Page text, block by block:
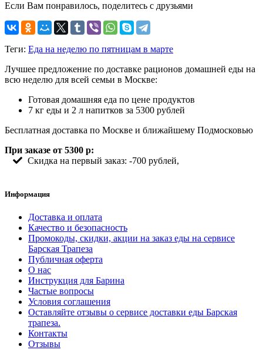
Если Вам понравилось, поделитесь с друзьями
Теги: Еда на неделю по пятницам в марте
Лучшее предложение по доставке рационов домашней еды на
всю неделю для всей семьи в Москве:
Готовая домашняя еда по цене продуктов
7 кг еды и 2 л напитков за 5300 рублей
Бесплатная доставка по Москве и ближайшему Подмосковью
При заказе от 5300 р:
Скидка на первый заказ: -700 рублей,
Информация
Доставка и оплата
Качество и безопасность
Промокоды, скидки, акции на заказ еды на сервисе
Барская Трапеза
Публичная оферта
О нас
Инструкция для Барина
Частые вопросы
Условия соглашения
Оставляйте отзывы о сервисе доставки еды Барская
трапеза.
Контакты
Отзывы